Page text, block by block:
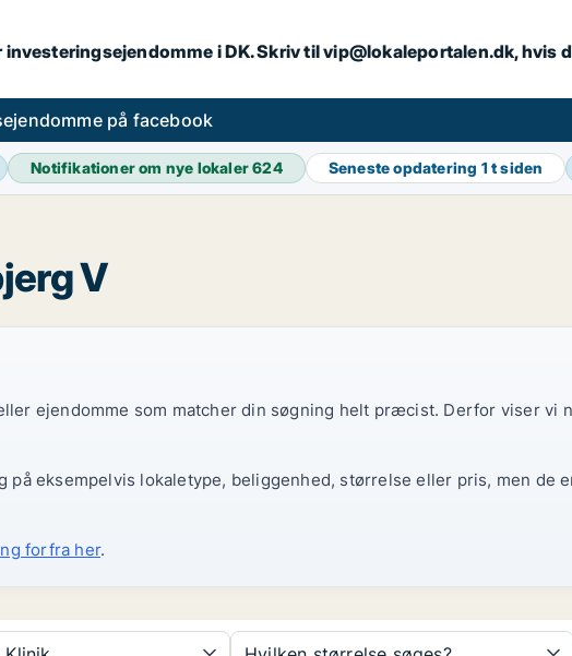
investeringsejendomme i DK. Skriv til vip@lokaleportalen.dk, hvis
på facebook
Notifikationer om nye lokaler624 Seneste opdatering 1 t siden
V
ejendomme som matcher din søgning helt præcist. Derfor viser vi
på eksempelvis lokaletype, beliggenhed, størrelse eller pris, men de
forfra her.